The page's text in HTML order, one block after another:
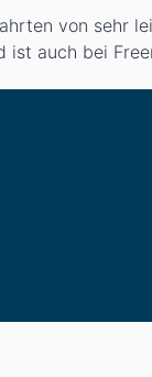
von sehr
ist auch bei